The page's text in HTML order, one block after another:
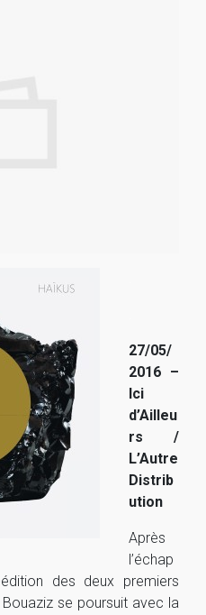
27/05/
2016 –
Ici
d’Ailleu
rs /
L’Autre
Distrib
ution
Après
l’échap
des deux premiers
Bouaziz se poursuit avec la